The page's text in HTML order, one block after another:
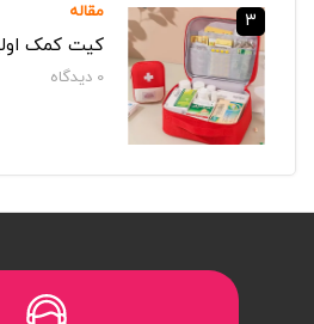
3 مقاله
کیت کمک
0دیدگاه‌